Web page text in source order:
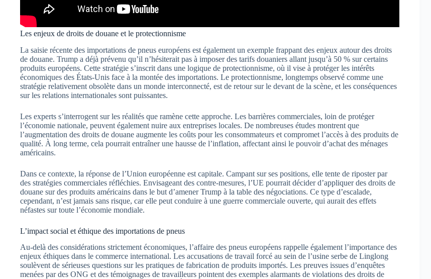
Les enjeux de droits de douane et le protectionnisme
La saisie récente des importations de pneus européens est également un exemple frappant des enjeux autour des droits
de douane. Trump a déjà prévenu qu’il n’hésiterait pas à imposer des tarifs douaniers allant jusqu’à 50 % sur certains
produits européens. Cette stratégie s’inscrit dans une logique de protectionnisme, où il vise à protéger les intérêts
économiques des États-Unis face à la montée des importations. Le protectionnisme, longtemps observé comme une
stratégie relativement obsolète dans un monde interconnecté, est de retour sur le devant de la scène, et les conséquences
sur les relations internationales sont puissantes.
Les experts s’interrogent sur les réalités que ramène cette approche. Les barrières commerciales, loin de protéger
l’économie nationale, peuvent également nuire aux entreprises locales. De nombreuses études montrent que
l’augmentation des droits de douane augmente les coûts pour les consommateurs et compromet l’accès à des produits de
qualité. À long terme, cela pourrait entraîner une hausse de l’inflation, affectant ainsi le pouvoir d’achat des ménages
américains.
Dans ce contexte, la réponse de l’Union européenne est capitale. Campant sur ses positions, elle tente de riposter par
des stratégies commerciales réfléchies. Envisageant des contre-mesures, l’UE pourrait décider d’appliquer des droits de
douane sur des produits américains dans le but d’amener Trump à la table des négociations. Ce type d’escalade,
cependant, n’est jamais sans risque, car elle peut conduire à une guerre commerciale ouverte, qui aurait des effets
néfastes sur toute l’économie mondiale.
L’impact social et éthique des importations de pneus
Au-delà des considérations strictement économiques, l’affaire des pneus européens rappelle également l’importance des
enjeux éthiques dans le commerce international. Les accusations de travail forcé au sein de l’usine serbe de Linglong
soulèvent de sérieuses questions sur les pratiques de fabrication de produits importés. Les preuves issues d’enquêtes
menées par des ONG et des témoignages de travailleurs pointent des exemples alarmants de violations des droits de